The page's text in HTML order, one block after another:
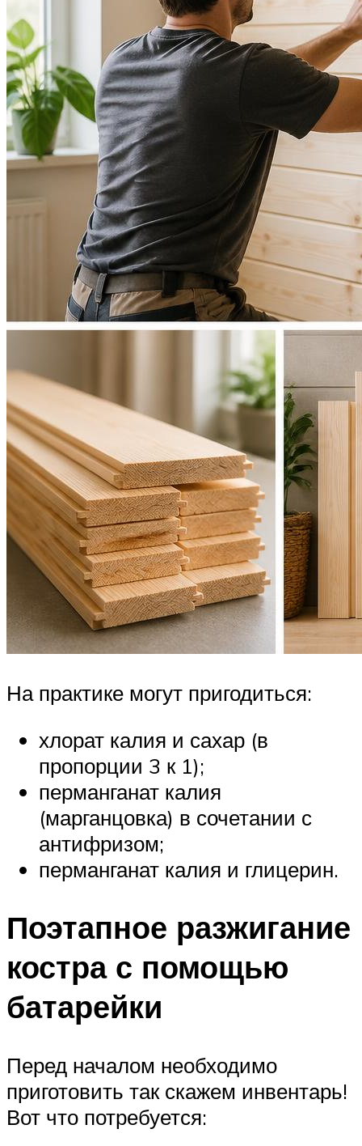
На практике могут пригодиться:
хлорат калия и сахар (в
пропорции 3 к 1);
перманганат калия
(марганцовка) в сочетании с
антифризом;
перманганат калия и глицерин.
Поэтапное разжигание
костра с помощью
батарейки
Перед началом необходимо
приготовить так скажем инвентарь!
Вот что потребуется: